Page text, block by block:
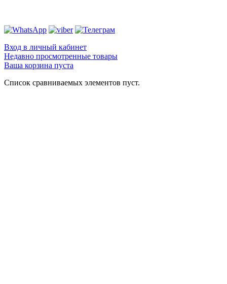
Вход в личный кабинет
Недавно просмотренные товары
Ваша корзина пуста
Список сравниваемых элементов пуст.